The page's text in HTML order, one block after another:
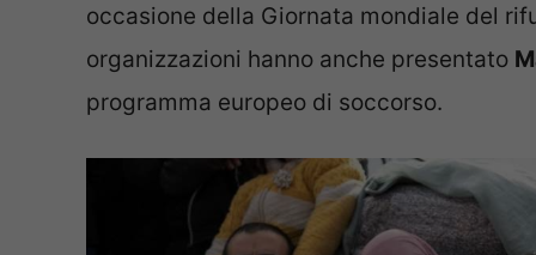
occasione della Giornata mondiale del
organizzazioni hanno anche presentato
programma europeo di soccorso.